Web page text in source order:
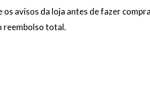
os avisos da loja antes de fazer
reembolso total.